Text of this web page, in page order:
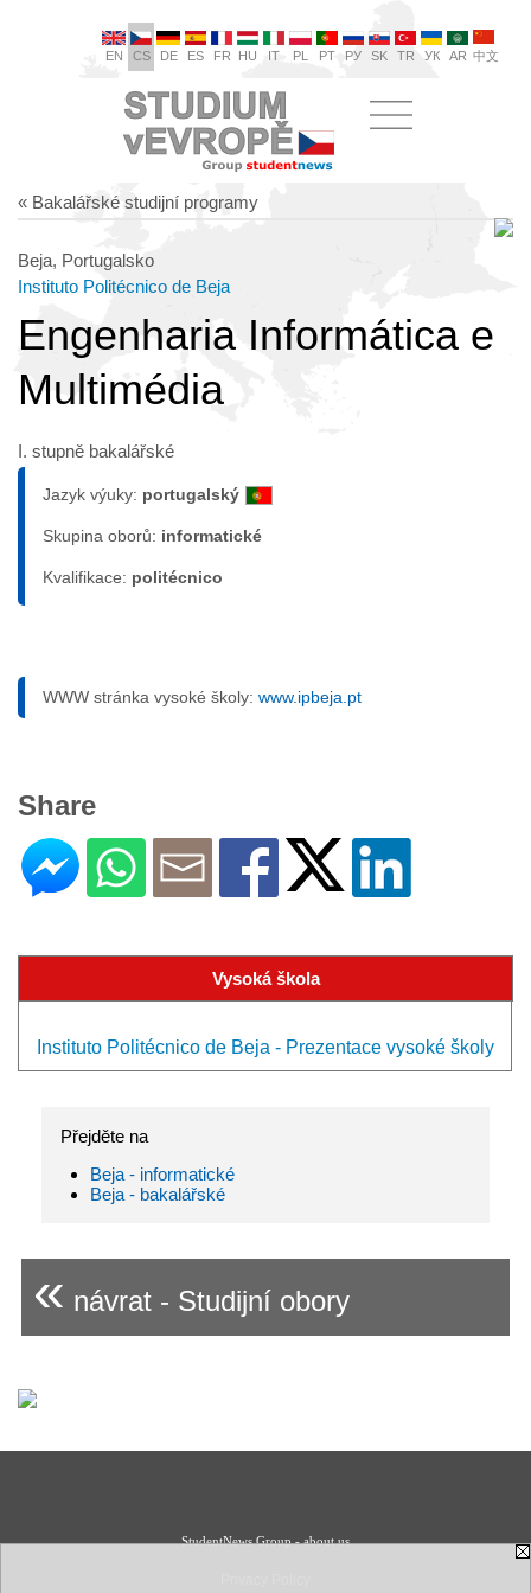
EN CS DE ES FR HU IT PL PT РУ SK TR УК AR 中文
« Bakalářské studijní programy
Beja, Portugalsko
Instituto Politécnico de Beja
Engenharia Informática e
Multimédia
I. stupně bakalářské
Jazyk výuky: portugalský
Skupina oborů: informatické
Kvalifikace: politécnico
WWW stránka vysoké školy: www.ipbeja.pt
Share
Vysoká škola
Instituto Politécnico de Beja - Prezentace vysoké školy
Přejděte na
Beja - informatické
Beja - bakalářské
« návrat - Studijní obory
StudentNews Group - about us